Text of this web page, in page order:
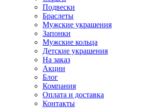
Подвески
Браслеты
Мужские украшения
Запонки
Мужские кольца
Детские украшения
На заказ
Акции
Блог
Компания
Оплата и доставка
Контакты